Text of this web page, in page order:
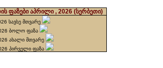
ფაზები აპრილი , 2026 (სერბეთი)
სავსე მთვარე
ბოლო ფაზა
ახალი მთვარე
პირველი ფაზა